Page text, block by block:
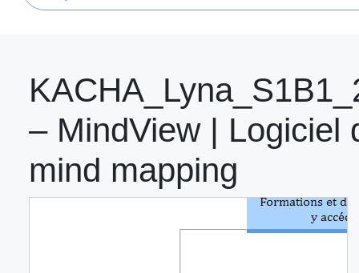
– MindView | Logiciel
mind mapping